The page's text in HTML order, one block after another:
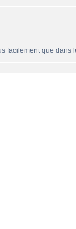
facilement que dans
peu près ?